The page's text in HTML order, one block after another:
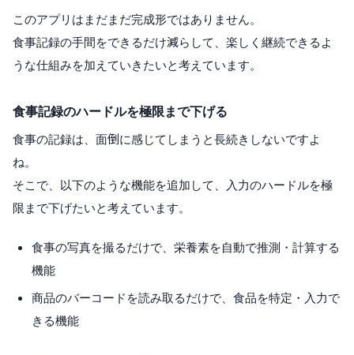
このアプリはまだまだ完成形ではありません。
食事記録の手間をできるだけ減らして、楽しく継続できるよ
うな仕組みを加えていきたいと考えています。
食事記録のハードルを極限まで下げる
食事の記録は、面倒に感じてしまうと長続きしないですよ
ね。
そこで、以下のような機能を追加して、入力のハードルを極
限まで下げたいと考えています。
食事の写真を撮るだけで、栄養素を自動で推測・計算する
機能
商品のバーコードを読み取るだけで、食品を特定・入力で
きる機能